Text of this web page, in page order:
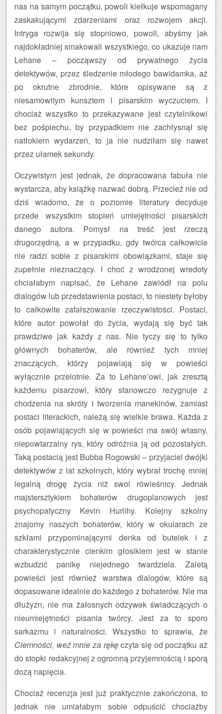
nas na samym początku, powoli kiełkuje wspomagany
zaskakującymi zdarzeniami oraz rozwojem akcji.
Intryga rozwija się stopniowo, powoli, abyśmy jak
najdokładniej smakowali wszystkiego, co ukazuje nam
Lehane – począwszy od prywatnego życia
detektywów, przez śledzenie młodego bawidamka, aż
po okrutne zbrodnie, które opisywane są z
niesamowitym kunsztem i pisarskim wyczuciem. I
chociaż wszystko to przekazywane jest czytelnikowi
bez pośpiechu, by przypadkiem nie zachłysnął się
natłokiem wydarzeń, to ja nie nudziłam się nawet
przez ułamek sekundy.
Oczywistym jest jednak, że dopracowana fabuła nie
wystarcza, aby książkę nazwać dobrą. Przecież nie od
dziś wiadomo, że o poziomie literatury decyduje
przede wszystkim stopień umiejętności pisarskich
danego autora. Pomysł na treść jest rzeczą
drugorzędną, a w przypadku, gdy twórca całkowicie
nie radzi sobie z pisarskimi obowiązkami, staje się
zupełnie nieznaczący. I choć z wrodzonej wredoty
chciałabym napisać, że Lehane zawiódł na polu
dialogów lub przedstawienia postaci, to niestety byłoby
to całkowite zafałszowanie rzeczywistości. Postaci,
które autor powołał do życia, wydają się być tak
prawdziwe jak każdy z nas. Nie tyczy się to tylko
głównych bohaterów, ale również tych mniej
znaczących, którzy pojawiają się w powieści
wyłącznie przelotnie. Za to Lehane’owi, jak zresztą
każdemu pisarzowi, który stanowczo rezygnuje z
chodzenia na skróty i tworzenia manekinów, zamiast
postaci literackich, należą się wielkie brawa. Każda z
osób pojawiających się w powieści ma swój własny,
niepowtarzalny rys, który odróżnia ją od pozostałych.
Taką postacią jest Bubba Rogowski – przyjaciel dwójki
detektywów z lat szkolnych, który wybrał trochę mniej
legalną drogę życia niż swoi rówieśnicy. Jednak
majstersztykiem bohaterów drugoplanowych jest
psychopatyczny Kevin Hurlihy. Kolejny szkolny
znajomy naszych bohaterów, który w okularach ze
szkłami przypominającymi denka od butelek i z
charakterystycznie cienkim głosikiem jest w stanie
wzbudzić panikę niejednego twardziela. Zaletą
powieści jest również warstwa dialogów, które są
dopasowane idealnie do każdego z bohaterów. Nie ma
dłużyzn, nie ma żałosnych odzywek świadczących o
nieumiejętności pisania twórcy. Jest za to sporo
sarkazmu i naturalności. Wszystko to sprawia, że
Ciemności, weź mnie za rękęczyta się od początku aż
do stopki redakcyjnej z ogromną przyjemnością i sporą
dozą napięcia.
Chociaż recenzja jest już praktycznie zakończona, to
jednak nie umiałabym sobie odpuścić chociażby